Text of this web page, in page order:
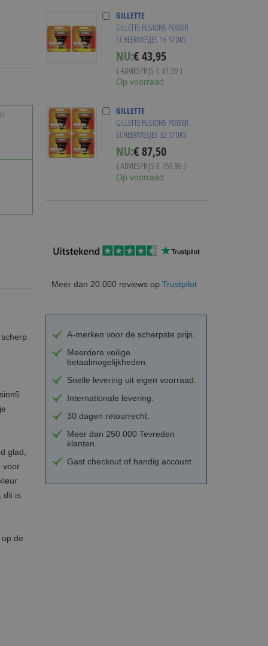
GILLETTE
GILLETTE FUSION5 POWER
SCHEERMESJES 16 STUKS
NU:Special
Price
€ 43,95
( ADVIESPRIJS € 81,99 )
Op voorraad
GILLETTE
GILLETTE FUSION5 POWER
SCHEERMESJES 32 STUKS
NU:Special
Price
€ 87,50
( ADVIESPRIJS € 159,96 )
Op voorraad
Meer dan 20.000 reviews op Trustpilot
A-merken voor de scherpste prijs.
Meerdere veilige
betaalmogelijkheden.
Snelle levering uit eigen voorraad.
Internationale levering.
30 dagen retourrecht.
Meer dan 250.000 Tevreden
klanten.
Gast checkout of handig account.
glad,
voor
dit is
de